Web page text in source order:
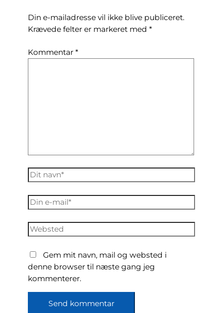
Din e-mailadresse vil ikke blive publiceret.
Krævede felter er markeret med*
Kommentar*
Dit
navn*
Din
e-
mail*
Websted
Gem mit navn, mail og websted i
denne browser til næste gang jeg
kommenterer.